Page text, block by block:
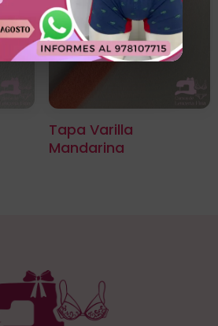
Tapa Varilla
Mandarina